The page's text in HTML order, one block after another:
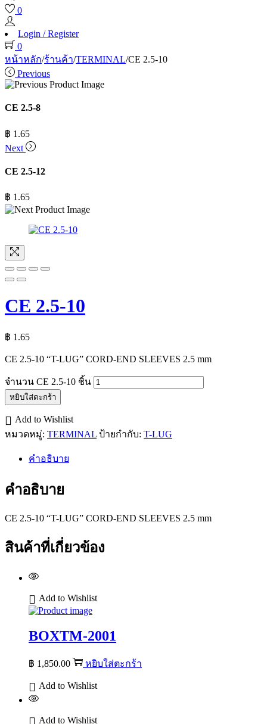
0
Login / Register
0
หน้าหลัก/ร้านค้า/TERMINAL/CE 2.5-10
Previous
CE 2.5-8
฿ 1.65
Next
CE 2.5-12
฿ 1.65
CE 2.5-10
฿ 1.65
CE 2.5-10 “T-LUG” CORD-END SLEEVES 2.5 mm
จำนวน CE 2.5-10 ชิ้น
หยิบใส่ตะกร้า
Add to Wishlist
หมวดหมู่: TERMINAL ป้ายกำกับ: T-LUG
คำอธิบาย
คำอธิบาย
CE 2.5-10 “T-LUG” CORD-END SLEEVES 2.5 mm
สินค้าที่เกี่ยวข้อง
Add to Wishlist
BOXTM-2001
฿ 1,850.00 หยิบใส่ตะกร้า
Add to Wishlist
Add to Wishlist